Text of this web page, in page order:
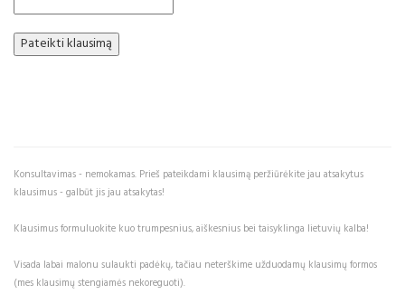
Konsultavimas - nemokamas. Prieš pateikdami klausimą peržiūrėkite jau atsakytus
klausimus - galbūt jis jau atsakytas!
Klausimus formuluokite kuo trumpesnius, aiškesnius bei taisyklinga lietuvių kalba!
Visada labai malonu sulaukti padėkų, tačiau neterškime užduodamų klausimų formos
(mes klausimų stengiamės nekoreguoti).